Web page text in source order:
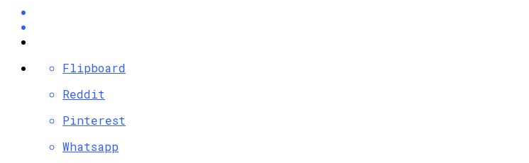
Flipboard
Reddit
Pinterest
Whatsapp